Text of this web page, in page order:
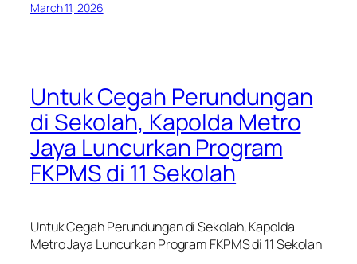
March 11, 2026
Untuk Cegah Perundungan
di Sekolah, Kapolda Metro
Jaya Luncurkan Program
FKPMS di 11 Sekolah
Untuk Cegah Perundungan di Sekolah, Kapolda
Metro Jaya Luncurkan Program FKPMS di 11 Sekolah